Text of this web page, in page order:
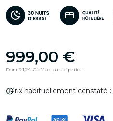
999,00 €
Dont 21,24 € d'éco-participation
infoPrix habituellement constaté :